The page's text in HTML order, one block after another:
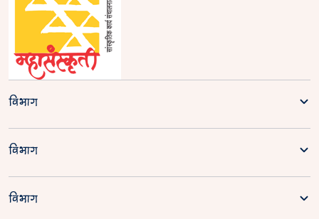
विभाग
विभाग
विभाग